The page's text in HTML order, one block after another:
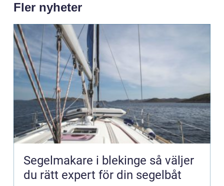
Fler nyheter
Segelmakare i blekinge så väljer
du rätt expert för din segelbåt